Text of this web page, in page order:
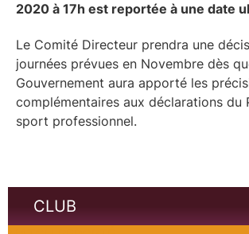
2020 à 17h est reportée à une date
Le Comité Directeur prendra une
journées prévues en Novembre dès
Gouvernement aura apporté les
complémentaires aux déclarations du
sport professionnel.
CLUB